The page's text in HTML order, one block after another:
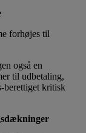
forhøjes til
også en
til udbetaling,
berettiget kritisk